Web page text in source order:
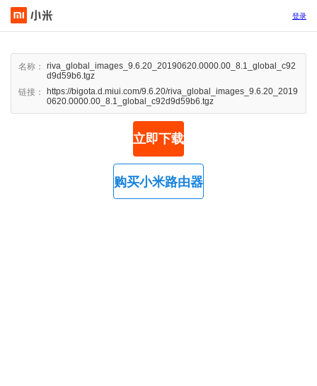
登录
名称：
riva_global_images_9.6.20_20190620.0000.00_8.1_global_c92
d9d59b6.tgz
链接：
https://bigota.d.miui.com/9.6.20/riva_global_images_9.6.20_2019
0620.0000.00_8.1_global_c92d9d59b6.tgz
立即下载
购买小米路由器